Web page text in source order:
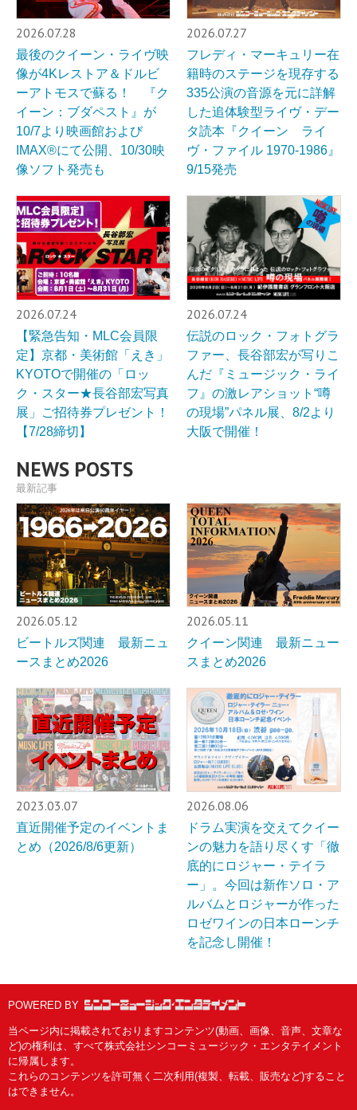
2026.07.28
最後のクイーン・ライヴ映
像が4Kレストア＆ドルビ
ーアトモスで蘇る！ 『ク
イーン：ブダペスト』が
10/7より映画館および
IMAX®︎にて公開、10/30映
像ソフト発売も
2026.07.27
フレディ・マーキュリー在
籍時のステージを現存する
335公演の音源を元に詳解
した追体験型ライヴ・デー
タ読本『クイーン ライ
ヴ・ファイル 1970-1986』
9/15発売
2026.07.24
【緊急告知・MLC会員限
定】京都・美術館「えき」
KYOTOで開催の「ロッ
ク・スター★長谷部宏写真
展」ご招待券プレゼント！
【7/28締切】
2026.07.24
伝説のロック・フォトグラ
ファー、長谷部宏が写りこ
んだ『ミュージック・ライ
フ』の激レアショット“噂
の現場”パネル展、8/2より
大阪で開催！
NEWS POSTS
最新記事
2026.05.12
ビートルズ関連 最新ニュ
ースまとめ2026
2026.05.11
クイーン関連 最新ニュー
スまとめ2026
2023.03.07
直近開催予定のイベントま
とめ（2026/8/6更新）
2026.08.06
ドラム実演を交えてクイー
ンの魅力を語り尽くす「徹
底的にロジャー・テイラ
ー」。今回は新作ソロ・ア
ルバムとロジャーが作った
ロゼワインの日本ローンチ
を記念し開催！
POWERED BY
当ページ内に掲載されておりますコンテンツ(動画、画像、音声、文章な
ど)の権利は、すべて株式会社シンコーミュージック・エンタテイメント
に帰属します。
これらのコンテンツを許可無く二次利用(複製、転載、販売など)すること
はできません。